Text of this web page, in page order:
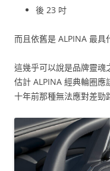
後 23 吋
而且依舊是 ALPINA 最具
這幾乎可以說是品牌靈魂
估計 ALPINA 經典輪圈
十年前那種無法應對差勁